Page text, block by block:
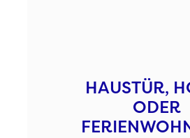
HAUSTÜR,
ODER